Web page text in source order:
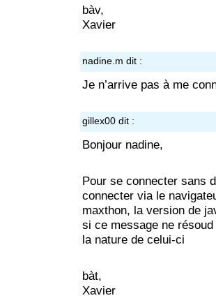
bàv,
Xavier
nadine.m dit :
Je n’arrive pas à me
gillex00 dit :
Bonjour nadine,
Pour se connecter sans
connecter via le
maxthon, la version de
si ce message ne
la nature de celui-ci
bàt,
Xavier